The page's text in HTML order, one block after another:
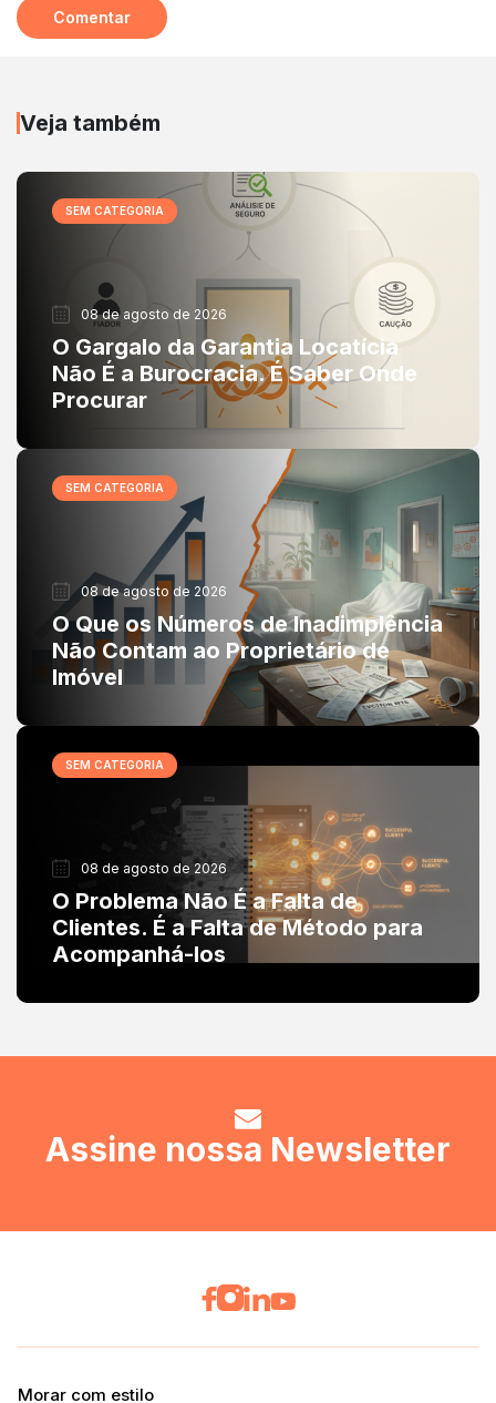
Veja também
SEM CATEGORIA
08 de agosto de 2026
O Gargalo da Garantia Locatícia
Não É a Burocracia. É Saber Onde
Procurar
SEM CATEGORIA
08 de agosto de 2026
O Que os Números de Inadimplência
Não Contam ao Proprietário de
Imóvel
SEM CATEGORIA
08 de agosto de 2026
O Problema Não É a Falta de
Clientes. É a Falta de Método para
Acompanhá-los
Assine nossa Newsletter
Morar com estilo